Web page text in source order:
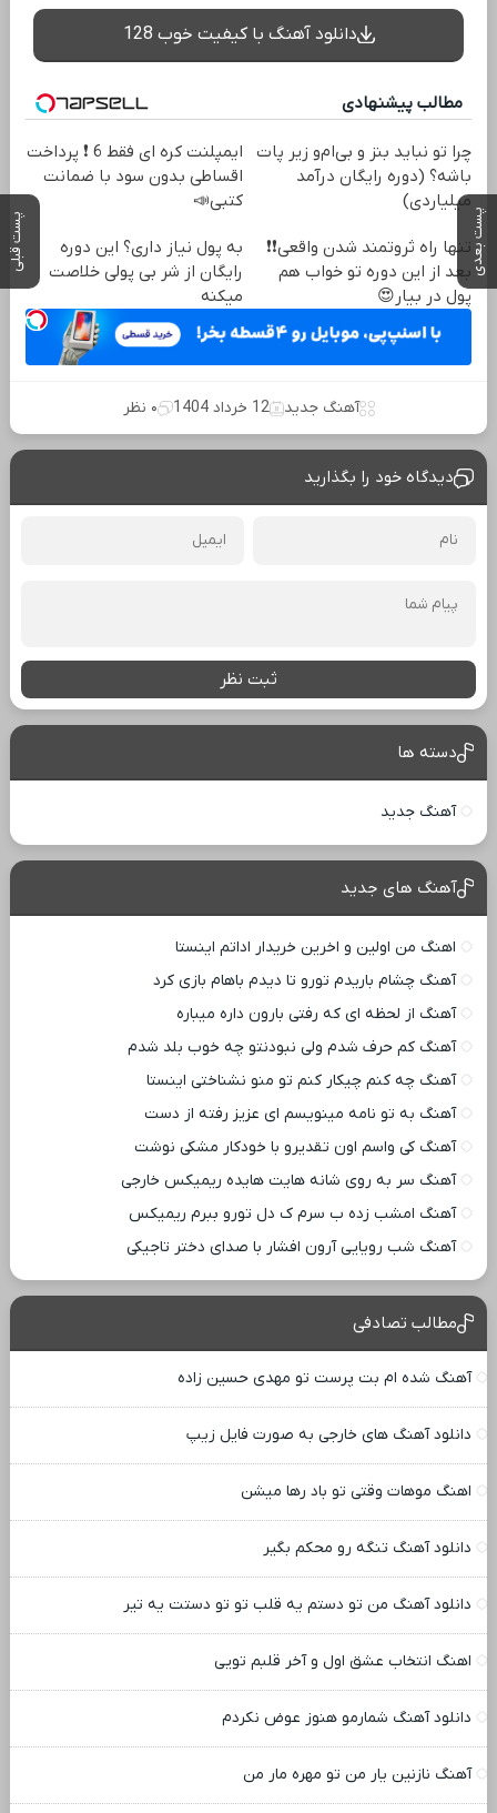
پست بعدی پست قبلی
دانلود آهنگ با کیفیت خوب 128
مطالب پیشنهادی
چرا تو نباید بنز و بی‌ام‌و زیر پات
باشه؟ (دوره رایگان درآمد
میلیاردی)
ایمپلنت کره ای فقط 6 ❗ پرداخت
اقساطی بدون سود با ضمانت
کتبی📣
تنها راه ثروتمند شدن واقعی❗❗
بعد از این دوره تو خواب هم
پول در بیار😍
به پول نیاز داری؟ این دوره
رایگان از شر بی پولی خلاصت
میکنه
آهنگ جدید 12 خرداد 1404 ۰ نظر
دیدگاه خود را بگذارید
ثبت نظر
دسته ها
آهنگ جدید
آهنگ های جدید
اهنگ من اولین و اخرین خریدار اداتم اینستا
آهنگ چشام باریدم تورو تا دیدم باهام بازی کرد
آهنگ از لحظه ای که رفتی بارون داره میباره
آهنگ کم حرف شدم ولی نبودنتو چه خوب بلد شدم
آهنگ چه کنم چیکار کنم تو منو نشناختی اینستا
آهنگ به تو نامه مینویسم ای عزیز رفته از دست
آهنگ کی واسم اون تقدیرو با خودکار مشکی نوشت
آهنگ سر به روی شانه هایت هایده ریمیکس خارجی
آهنگ امشب زده ب سرم ک دل تورو ببرم ریمیکس
آهنگ شب رویایی آرون افشار با صدای دختر تاجیکی
مطالب تصادفی
آهنگ شده ام بت پرست تو مهدی حسین زاده
دانلود آهنگ های خارجی به صورت فایل زیپ
اهنگ موهات وقتی تو باد رها میشن
دانلود آهنگ تنگه رو محکم بگیر
دانلود آهنگ من تو دستم یه قلب تو تو دستت یه تیر
اهنگ انتخاب عشق اول و آخر قلبم تویی
دانلود آهنگ شمارمو هنوز عوض نکردم
آهنگ نازنین یار من تو مهره مار من